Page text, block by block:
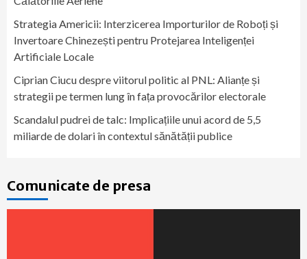
Strategia Americii: Interzicerea Importurilor de Roboți și
Invertoare Chinezești pentru Protejarea Inteligenței
Artificiale Locale
Ciprian Ciucu despre viitorul politic al PNL: Alianțe și
strategii pe termen lung în fața provocărilor electorale
Scandalul pudrei de talc: Implicațiile unui acord de 5,5
miliarde de dolari în contextul sănătății publice
Comunicate de presa